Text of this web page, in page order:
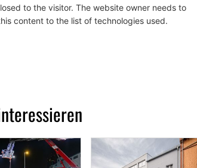
to the visitor. The website owner needs to
content to the list of technologies used.